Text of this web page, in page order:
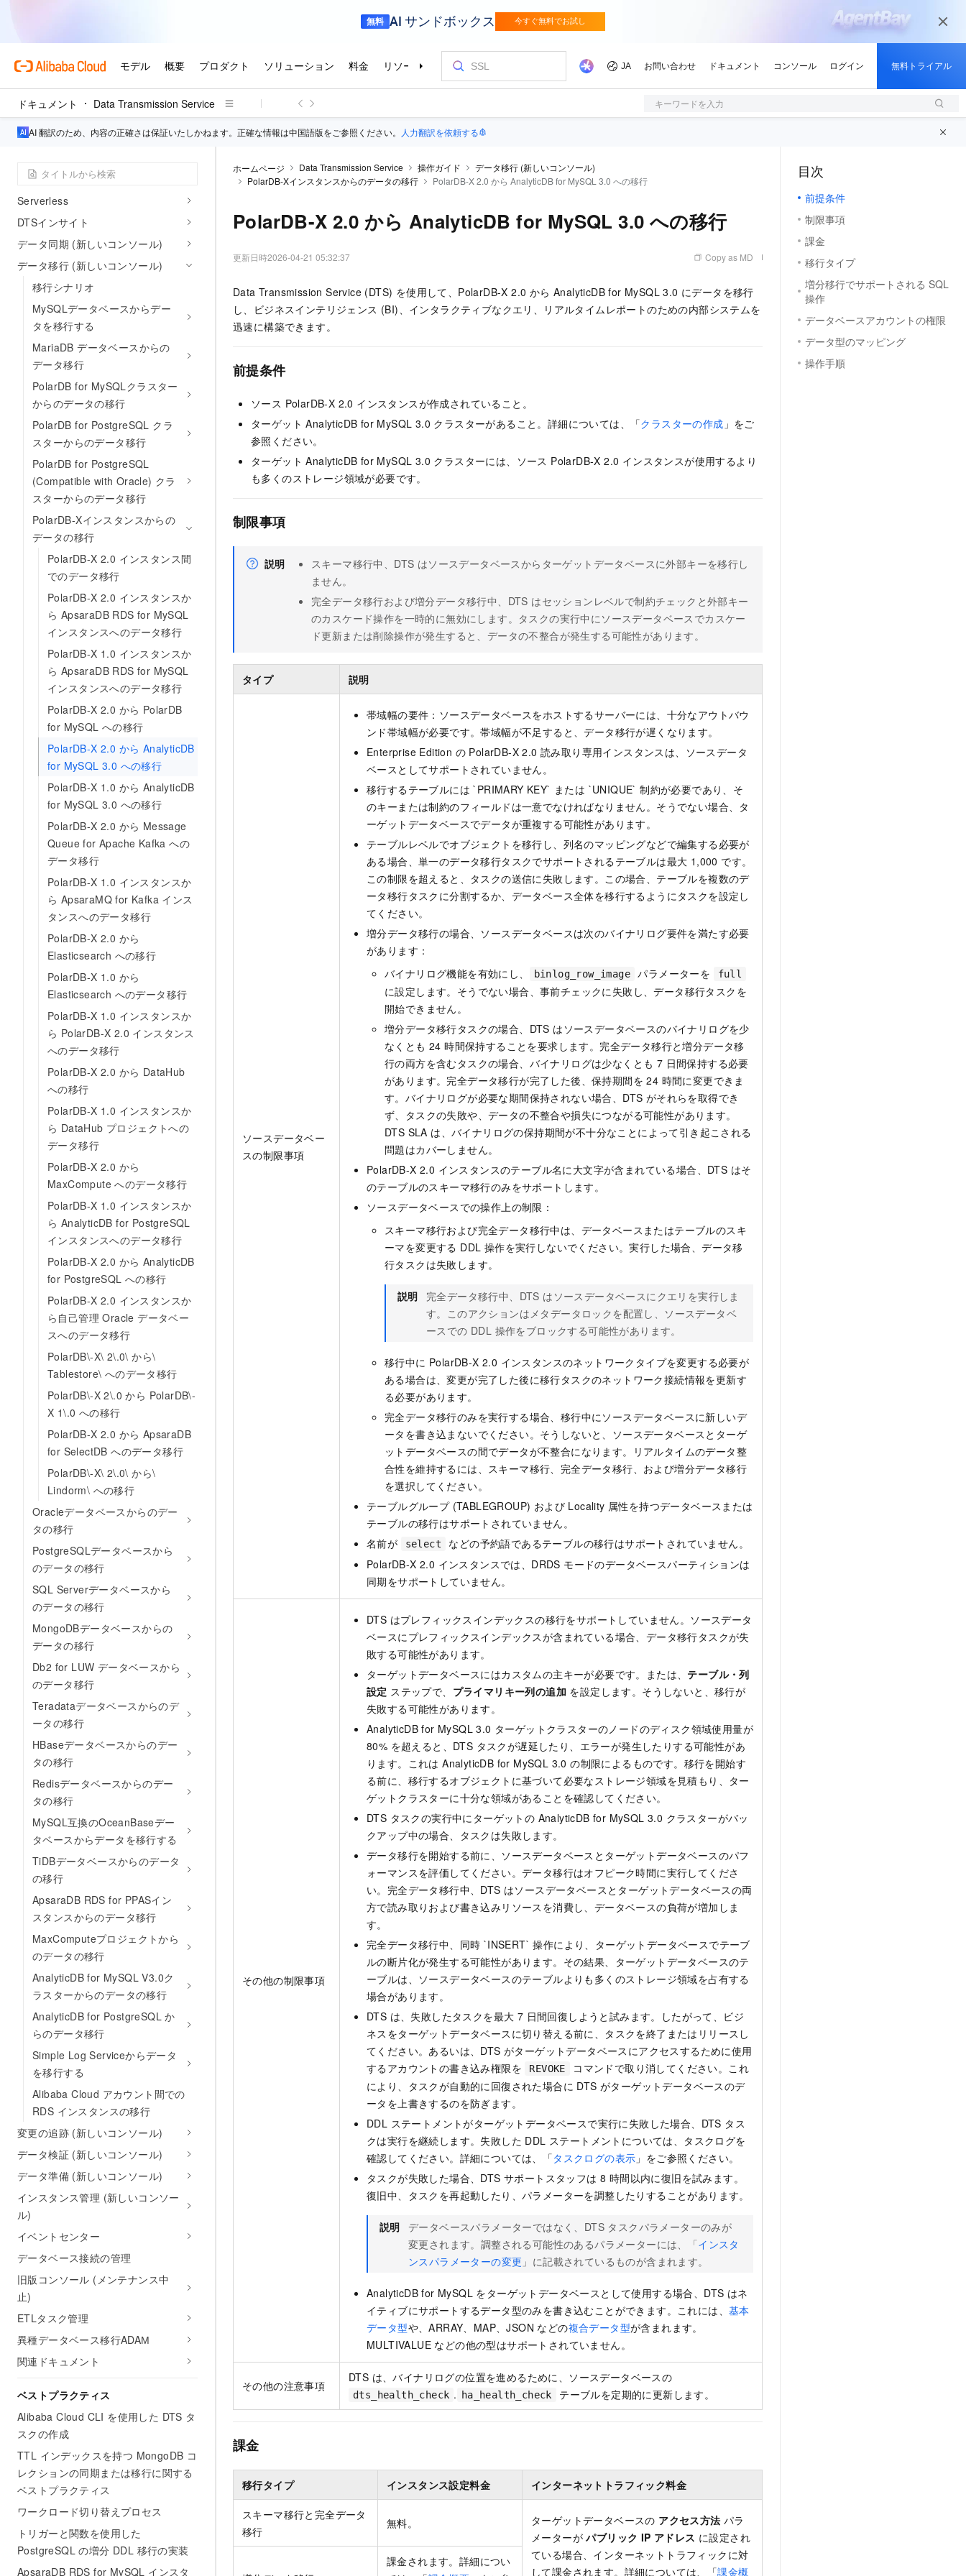
ドキュメント Data Transmission Service キーワードを入力
AI 翻訳のため、内容の正確さは保証いたしかねます。正確な情報は中国語版をご参照ください。 人力翻訳を依頼する
設定ガイド
操作ガイド
事前準備
RAMベースのアクセス制御
VPCデータチャネル
Serverless
DTSインサイト
データ同期 (新しいコンソール)
データ移行 (新しいコンソール)
移行シナリオ
MySQLデータベースからデー
タを移行する
MariaDB データベースからの
データ移行
PolarDB for MySQLクラスター
からのデータの移行
PolarDB for PostgreSQL クラ
スターからのデータ移行
PolarDB for PostgreSQL
(Compatible with Oracle) クラ
スターからのデータ移行
PolarDB-Xインスタンスからの
データの移行
PolarDB-X 2.0 インスタンス間
でのデータ移行
PolarDB-X 2.0 インスタンスか
ら ApsaraDB RDS for MySQL
インスタンスへのデータ移行
PolarDB-X 1.0 インスタンスか
ら ApsaraDB RDS for MySQL
インスタンスへのデータ移行
PolarDB-X 2.0 から PolarDB
for MySQL への移行
PolarDB-X 2.0 から AnalyticDB
for MySQL 3.0 への移行
PolarDB-X 1.0 から AnalyticDB
for MySQL 3.0 への移行
PolarDB-X 2.0 から Message
Queue for Apache Kafka への
データ移行
PolarDB-X 1.0 インスタンスか
ら ApsaraMQ for Kafka インス
タンスへのデータ移行
PolarDB-X 2.0 から
Elasticsearch への移行
PolarDB-X 1.0 から
Elasticsearch へのデータ移行
PolarDB-X 1.0 インスタンスか
ら PolarDB-X 2.0 インスタンス
へのデータ移行
PolarDB-X 2.0 から DataHub
への移行
PolarDB-X 1.0 インスタンスか
ら DataHub プロジェクトへの
データ移行
PolarDB-X 2.0 から
MaxCompute へのデータ移行
PolarDB-X 1.0 インスタンスか
ら AnalyticDB for PostgreSQL
インスタンスへのデータ移行
PolarDB-X 2.0 から AnalyticDB
for PostgreSQL への移行
PolarDB-X 2.0 インスタンスか
ら自己管理 Oracle データベー
スへのデータ移行
PolarDB\-X\ 2\.0\ から\
Tablestore\ へのデータ移行
PolarDB\-X 2\.0 から PolarDB\-
X 1\.0 への移行
PolarDB-X 2.0 から ApsaraDB
for SelectDB へのデータ移行
PolarDB\-X\ 2\.0\ から\
Lindorm\ への移行
Oracleデータベースからのデー
タの移行
PostgreSQLデータベースから
のデータの移行
SQL Serverデータベースから
のデータの移行
MongoDBデータベースからの
データの移行
Db2 for LUW データベースから
のデータ移行
Teradataデータベースからのデ
ータの移行
HBaseデータベースからのデー
タの移行
Redisデータベースからのデー
タの移行
MySQL互換のOceanBaseデー
タベースからデータを移行する
TiDBデータベースからのデータ
の移行
ApsaraDB RDS for PPASイン
スタンスからのデータ移行
MaxComputeプロジェクトから
のデータの移行
AnalyticDB for MySQL V3.0ク
ラスターからのデータの移行
AnalyticDB for PostgreSQL か
らのデータ移行
Simple Log Serviceからデータ
を移行する
Alibaba Cloud アカウント間での
RDS インスタンスの移行
変更の追跡 (新しいコンソール)
データ検証 (新しいコンソール)
データ準備 (新しいコンソール)
インスタンス管理 (新しいコンソー
ル)
イベントセンター
データベース接続の管理
旧版コンソール (メンテナンス中
止)
ETLタスク管理
異種データベース移行ADAМ
関連ドキュメント
ベストプラクティス
Alibaba Cloud CLI を使用した DTS タ
スクの作成
TTL インデックスを持つ MongoDB コ
レクションの同期または移行に関する
ベストプラクティス
ワークロード切り替えプロセス
トリガーと関数を使用した
PostgreSQL の増分 DDL 移行の実装
ApsaraDB RDS for MySQL インスタ
ホームページ Data Transmission Service 操作ガイド
データ移行 (新しいコンソール)
PolarDB-Xインスタンスからのデータの移行
PolarDB-X 2.0 から AnalyticDB for MySQL 3.0 への移行
PolarDB-X 2.0 から AnalyticDB for MySQL 3.0 への移行
更新日時2026-04-21 05:32:37 Copy as MD
Data Transmission Service (DTS) を使用して、 PolarDB-X 2.0 からAnalyticDB for MySQL 3.0 にデータを移行
し、ビジネスインテリジェンス (BI)、インタラクティブなクエリ、リアルタイムレポートのための内部システムを
迅速に構築できます。
前提条件
ソース PolarDB-X 2.0 インスタンスが作成されていること。
ターゲットAnalyticDB for MySQL 3.0 クラスターがあること。詳細については、「クラスターの作成 」をご
参照ください。
ターゲットAnalyticDB for MySQL 3.0 クラスターには、ソース PolarDB-X 2.0 インスタンスが使用するより
も多くのストレージ領域が必要です。
制限事項
説明
スキーマ移行中、DTS はソースデータベースからターゲットデータベースに外部キーを移行し
ません。
完全データ移行および増分データ移行中、DTS はセッションレベルで制約チェックと外部キー
のカスケード操作を一時的に無効にします。タスクの実行中にソースデータベースでカスケー
ド更新または削除操作が発生すると、データの不整合が発生する可能性があります。
タイプ 説明
ソースデータベー
スの制限事項
帯域幅の要件：ソースデータベースをホストするサーバーには、十分なアウトバウ
ンド帯域幅が必要です。帯域幅が不足すると、データ移行が遅くなります。
Enterprise Edition の PolarDB-X 2.0 読み取り専用インスタンスは、ソースデータ
ベースとしてサポートされていません。
移行するテーブルには `PRIMARY KEY` または `UNIQUE` 制約が必要であり、そ
のキーまたは制約のフィールドは一意でなければなりません。そうでない場合、タ
ーゲットデータベースでデータが重複する可能性があります。
テーブルレベルでオブジェクトを移行し、列名のマッピングなどで編集する必要が
ある場合、単一のデータ移行タスクでサポートされるテーブルは最大 1,000 です。
この制限を超えると、タスクの送信に失敗します。この場合、テーブルを複数のデ
ータ移行タスクに分割するか、データベース全体を移行するようにタスクを設定し
てください。
増分データ移行の場合、ソースデータベースは次のバイナリログ要件を満たす必要
があります：
バイナリログ機能を有効にし、
binlog_row_image パラメーターを full
に設定します。そうでない場合、事前チェックに失敗し、データ移行タスクを
開始できません。
増分データ移行タスクの場合、DTS はソースデータベースのバイナリログを少
なくとも 24 時間保持することを要求します。完全データ移行と増分データ移
行の両方を含むタスクの場合、バイナリログは少なくとも 7 日間保持する必要
があります。完全データ移行が完了した後、保持期間を 24 時間に変更できま
す。バイナリログが必要な期間保持されない場合、DTS がそれらを取得でき
ず、タスクの失敗や、データの不整合や損失につながる可能性があります。
DTS SLA は、バイナリログの保持期間が不十分なことによって引き起こされる
問題はカバーしません。
PolarDB-X 2.0 インスタンスのテーブル名に大文字が含まれている場合、DTS はそ
のテーブルのスキーマ移行のみをサポートします。
ソースデータベースでの操作上の制限：
スキーマ移行および完全データ移行中は、データベースまたはテーブルのスキ
ーマを変更する DDL 操作を実行しないでください。実行した場合、データ移
行タスクは失敗します。
説明
完全データ移行中、DTS はソースデータベースにクエリを実行しま
す。このアクションはメタデータロックを配置し、ソースデータベ
ースでの DDL 操作をブロックする可能性があります。
移行中に PolarDB-X 2.0 インスタンスのネットワークタイプを変更する必要が
ある場合は、変更が完了した後に移行タスクのネットワーク接続情報を更新す
る必要があります。
完全データ移行のみを実行する場合、移行中にソースデータベースに新しいデ
ータを書き込まないでください。そうしないと、ソースデータベースとターゲ
ットデータベースの間でデータが不整合になります。リアルタイムのデータ整
合性を維持するには、スキーマ移行、完全データ移行、および増分データ移行
を選択してください。
テーブルグループ (TABLEGROUP) および Locality 属性を持つデータベースまたは
テーブルの移行はサポートされていません。
名前が
select
などの予約語であるテーブルの移行はサポートされていません。
PolarDB-X 2.0 インスタンスでは、DRDS モードのデータベースパーティションは
同期をサポートしていません。
その他の制限事項
DTS はプレフィックスインデックスの移行をサポートしていません。ソースデータ
ベースにプレフィックスインデックスが含まれている場合、データ移行タスクが失
敗する可能性があります。
ターゲットデータベースにはカスタムの主キーが必要です。または、 テーブル・列
設定 ステップで、 プライマリキー列の追加 を設定します。そうしないと、移行が
失敗する可能性があります。
AnalyticDB for MySQL 3.0 ターゲットクラスターのノードのディスク領域使用量が
80% を超えると、DTS タスクが遅延したり、エラーが発生したりする可能性があ
ります。これはAnalyticDB for MySQL 3.0 の制限によるものです。移行を開始す
る前に、移行するオブジェクトに基づいて必要なストレージ領域を見積もり、ター
ゲットクラスターに十分な領域があることを確認してください。
DTS タスクの実行中にターゲットの AnalyticDB for MySQL 3.0 クラスターがバッ
クアップ中の場合、タスクは失敗します。
データ移行を開始する前に、ソースデータベースとターゲットデータベースのパフ
ォーマンスを評価してください。データ移行はオフピーク時間に実行してくださ
い。完全データ移行中、DTS はソースデータベースとターゲットデータベースの両
方で読み取りおよび書き込みリソースを消費し、データベースの負荷が増加しま
す。
完全データ移行中、同時 `INSERT` 操作により、ターゲットデータベースでテーブ
ルの断片化が発生する可能性があります。その結果、ターゲットデータベースのテ
ーブルは、ソースデータベースのテーブルよりも多くのストレージ領域を占有する
場合があります。
DTS は、失敗したタスクを最大 7 日間回復しようと試みます。したがって、ビジ
ネスをターゲットデータベースに切り替える前に、タスクを終了またはリリースし
てください。あるいは、DTS がターゲットデータベースにアクセスするために使用
するアカウントの書き込み権限を
REVOKE
コマンドで取り消してください。これ
により、タスクが自動的に回復された場合に DTS がターゲットデータベースのデ
ータを上書きするのを防ぎます。
DDL ステートメントがターゲットデータベースで実行に失敗した場合、DTS タス
クは実行を継続します。失敗した DDL ステートメントについては、タスクログを
確認してください。詳細については、「タスクログの表示 」をご参照ください。
タスクが失敗した場合、DTS サポートスタッフは 8 時間以内に復旧を試みます。
復旧中、タスクを再起動したり、パラメーターを調整したりすることがあります。
説明 データベースパラメーターではなく、DTS タスクパラメーターのみが
変更されます。 調整される可能性のあるパラメーターには、「インスタ
ンスパラメーターの変更 」に記載されているものが含まれます。
AnalyticDB for MySQL をターゲットデータベースとして使用する場合、DTS はネ
イティブにサポートするデータ型のみを書き込むことができます。これには、 基本
データ型や、ARRAY、MAP、JSON などの複合データ型が含まれます。
MULTIVALUE などの他の型はサポートされていません。
その他の注意事項
DTS は、バイナリログの位置を進めるために、ソースデータベースの
dts_health_check . ha_health_check テーブルを定期的に更新します。
課金
移行タイプ インスタンス設定料金 インターネットトラフィック料金
スキーマ移行と完全データ
移行
無料。 ターゲットデータベースの アクセス方法 パラ
メーターがパブリック IP アドレス に設定され
ている場合、インターネットトラフィックに対
して課金されます。詳細については、「課金概
課金されます。詳細につい
目次
前提条件
制限事項
課金
移行タイプ
増分移行でサポートされる SQL
操作
データベースアカウントの権限
データ型のマッピング
操作手順